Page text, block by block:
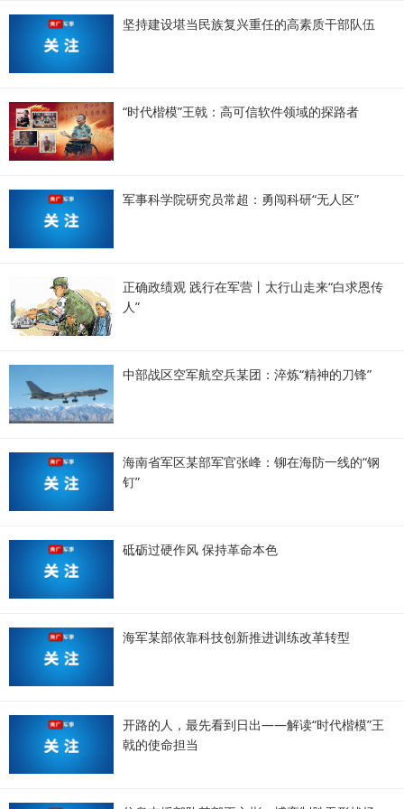
坚持建设堪当民族复兴重任的高素质干部队伍
“时代楷模”王戟：高可信软件领域的探路者
军事科学院研究员常超：勇闯科研“无人区”
正确政绩观 践行在军营丨太行山走来“白求恩传
人”
中部战区空军航空兵某团：淬炼“精神的刀锋”
海南省军区某部军官张峰：铆在海防一线的“钢
钉”
砥砺过硬作风 保持革命本色
海军某部依靠科技创新推进训练改革转型
开路的人，最先看到日出——解读“时代楷模”王
戟的使命担当